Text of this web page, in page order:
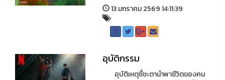
13 มกราคม 2569 14:11:39
อุบัติกรรม
อุบัติเหตุชี้ชะตานำพาชีวิตของคน